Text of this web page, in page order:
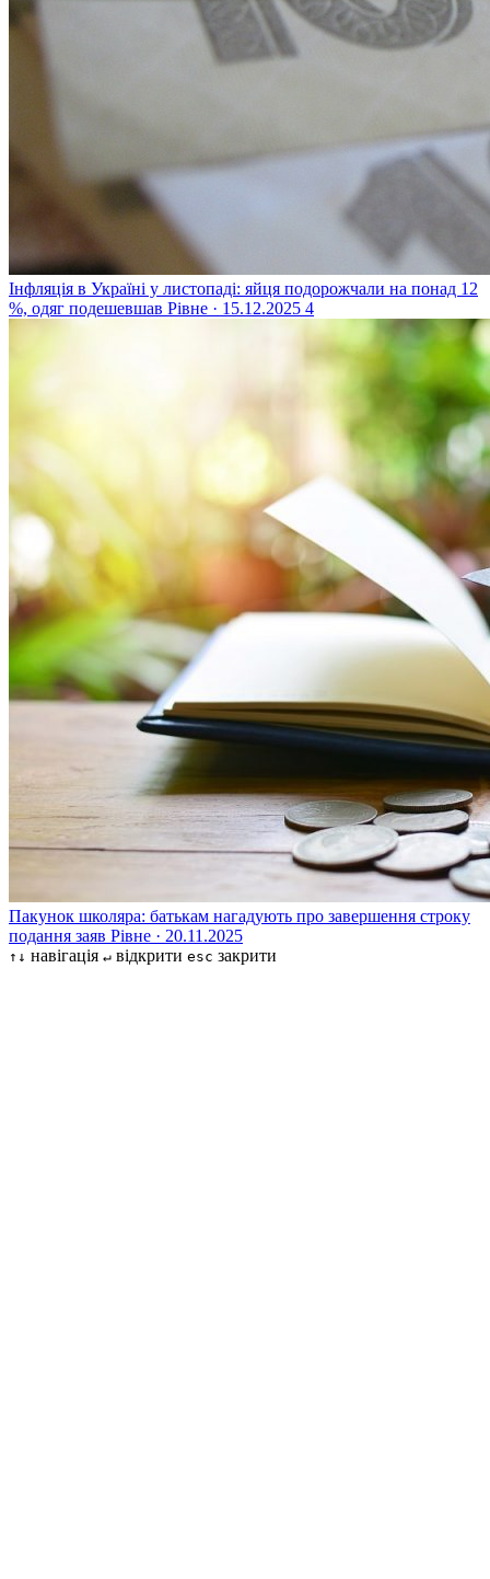
Інфляція в Україні у листопаді: яйця подорожчали на понад 12
%, одяг подешевшав Рівне · 15.12.2025 4
Пакунок школяра: батькам нагадують про завершення строку
подання заяв Рівне · 20.11.2025
↑↓ навігація ↵ відкрити esc закрити